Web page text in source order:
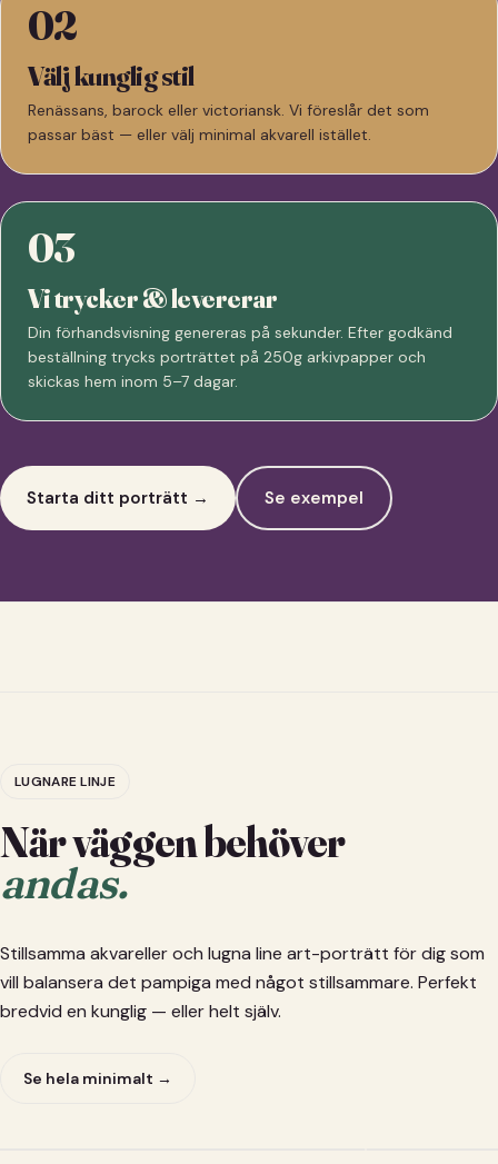
02
Välj kunglig stil
Renässans, barock eller victoriansk. Vi föreslår det som
passar bäst — eller välj minimal akvarell istället.
03
Vi trycker & levererar
Din förhandsvisning genereras på sekunder. Efter godkänd
beställning trycks porträttet på 250g arkivpapper och
skickas hem inom 5–7 dagar.
Starta ditt porträtt → Se exempel
LUGNARE LINJE
När väggen behöver
andas.
Stillsamma akvareller och lugna line art-porträtt för dig som
vill balansera det pampiga med något stillsammare. Perfekt
bredvid en kunglig — eller helt själv.
Se hela minimalt →